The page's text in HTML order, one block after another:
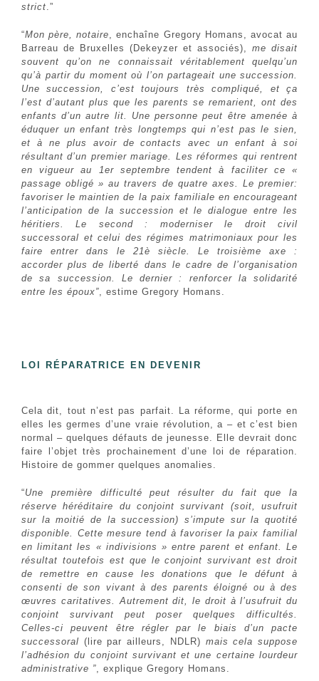
strict .”
“Mon père, notaire , enchaîne Gregory Homans, avocat au
Barreau de Bruxelles (Dekeyzer et associés), me disait
souvent qu’on ne connaissait véritablement quelqu’un
qu’à partir du moment où l’on partageait une succession.
Une succession, c’est toujours très compliqué, et ça
l’est d’autant plus que les parents se remarient, ont des
enfants d’un autre lit. Une personne peut être amenée à
éduquer un enfant très longtemps qui n’est pas le sien,
et à ne plus avoir de contacts avec un enfant à soi
résultant d’un premier mariage. Les réformes qui rentrent
en vigueur au 1er septembre tendent à faciliter ce «
passage obligé » au travers de quatre axes. Le premier:
favoriser le maintien de la paix familiale en encourageant
l’anticipation de la succession et le dialogue entre les
héritiers. Le second : moderniser le droit civil
successoral et celui des régimes matrimoniaux pour les
faire entrer dans le 21è siècle. Le troisième axe :
accorder plus de liberté dans le cadre de l’organisation
de sa succession. Le dernier : renforcer la solidarité
entre les époux” , estime Gregory Homans.
LOI RÉPARATRICE EN DEVENIR
Cela dit, tout n’est pas parfait. La réforme, qui porte en
elles les germes d’une vraie révolution, a – et c’est bien
normal – quelques défauts de jeunesse. Elle devrait donc
faire l’objet très prochainement d’une loi de réparation.
Histoire de gommer quelques anomalies.
“Une première difficulté peut résulter du fait que la
réserve héréditaire du conjoint survivant (soit, usufruit
sur la moitié de la succession) s’impute sur la quotité
disponible. Cette mesure tend à favoriser la paix familial
en limitant les « indivisions » entre parent et enfant. Le
résultat toutefois est que le conjoint survivant est droit
de remettre en cause les donations que le défunt à
consenti de son vivant à des parents éloigné ou à des
œuvres caritatives. Autrement dit, le droit à l’usufruit du
conjoint survivant peut poser quelques difficultés.
Celles-ci peuvent être régler par le biais d’un pacte
successoral (lire par ailleurs, NDLR) mais cela suppose
l’adhésion du conjoint survivant et une certaine lourdeur
administrative ”, explique Gregory Homans.